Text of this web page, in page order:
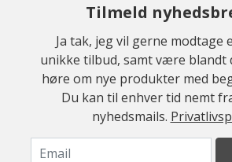
Tilmeld
Ja tak, jeg vil gerne modtage
unikke tilbud, samt være blandt
høre om nye produkter med
Du kan til enhver tid nemt
nyhedsmails.